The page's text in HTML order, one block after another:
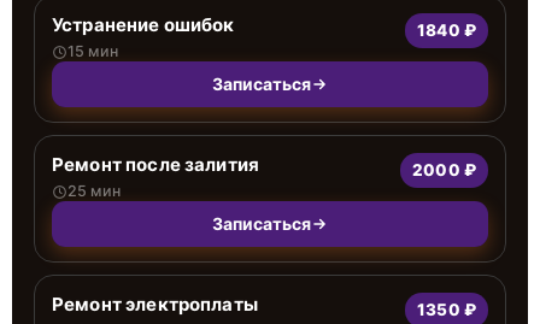
Устранение ошибок
15 мин
1840 ₽
Записаться
Ремонт после залития
25 мин
2000 ₽
Записаться
Ремонт электроплаты 1350 ₽